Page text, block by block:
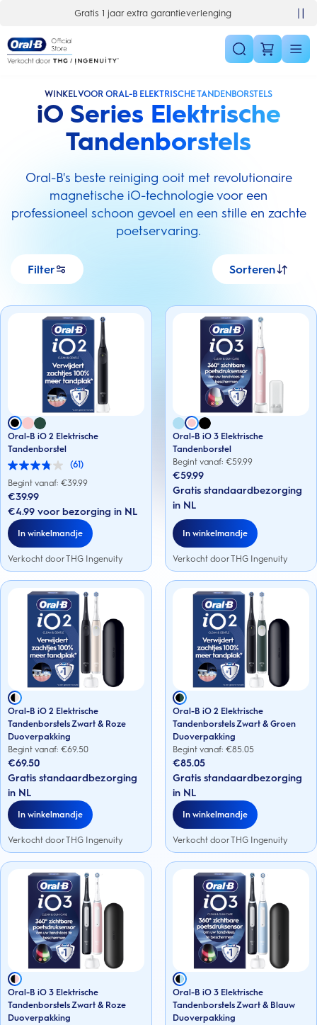
Gratis 1 jaar extra garantieverlenging
WINKEL VOOR ORAL-B ELEKTRISCHE TANDENBORSTELS
iO Series Elektrische
Tandenborstels
Oral-B's beste reiniging ooit met revolutionaire
magnetische iO-technologie voor een
professioneel schoon gevoel en een stille en zachte
poetservaring.
Filter Sorteren
Oral-B iO 2 Elektrische
Tandenborstel
(61)
3.8
van
de
5
sterren.
61
beoordelingen
Begint vanaf: €39.99
€39.99
€4.99 voor bezorging in NL
In winkelmandje
Verkocht door THG Ingenuity
Oral-B iO 3 Elektrische
Tandenborstel
Begint vanaf: €59.99
€59.99
Gratis standaardbezorging
in NL
In winkelmandje
Verkocht door THG Ingenuity
Oral-B iO 2 Elektrische
Tandenborstels Zwart & Roze
Duoverpakking
Begint vanaf: €69.50
€69.50
Gratis standaardbezorging
in NL
In winkelmandje
Verkocht door THG Ingenuity
Oral-B iO 2 Elektrische
Tandenborstels Zwart & Groen
Duoverpakking
Begint vanaf: €85.05
€85.05
Gratis standaardbezorging
in NL
In winkelmandje
Verkocht door THG Ingenuity
Oral-B iO 3 Elektrische
Tandenborstels Zwart & Roze
Duoverpakking
Oral-B iO 3 Elektrische
Tandenborstels Zwart & Blauw
Duoverpakking